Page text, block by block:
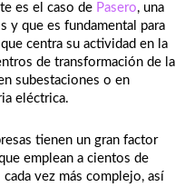
es el caso de Pasero, una
y que es fundamental para
centra su actividad en la
de transformación de la
subestaciones o en
eléctrica.
tienen un gran factor
emplean a cientos de
vez más complejo, así